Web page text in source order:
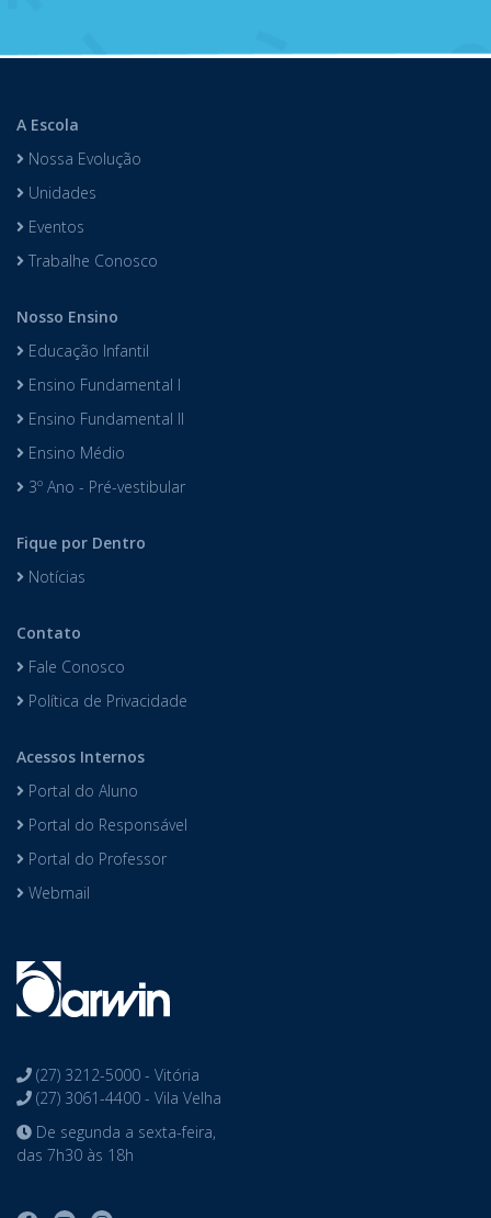
A Escola
Nossa Evolução
Unidades
Eventos
Trabalhe Conosco
Nosso Ensino
Educação Infantil
Ensino Fundamental I
Ensino Fundamental II
Ensino Médio
3º Ano - Pré-vestibular
Fique por Dentro
Notícias
Contato
Fale Conosco
Política de Privacidade
Acessos Internos
Portal do Aluno
Portal do Responsável
Portal do Professor
Webmail
(27) 3212-5000 - Vitória
(27) 3061-4400 - Vila Velha
De segunda a sexta-feira,
das 7h30 às 18h